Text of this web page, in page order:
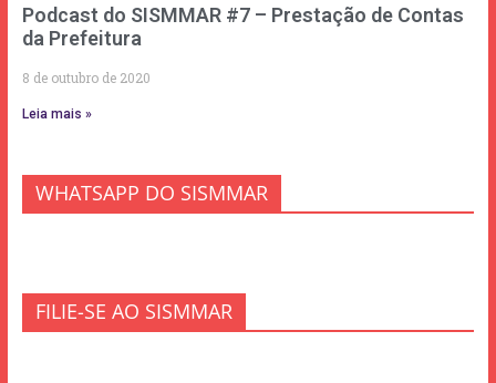
Podcast do SISMMAR #7 – Prestação de Contas
da Prefeitura
8 de outubro de 2020
Leia mais »
WHATSAPP DO SISMMAR
FILIE-SE AO SISMMAR